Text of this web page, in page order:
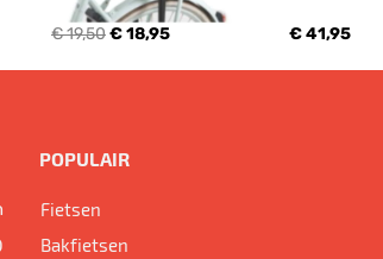
€ 19,50€ 18,95 € 41,95
POPULAIR
Fietsen
Bakfietsen